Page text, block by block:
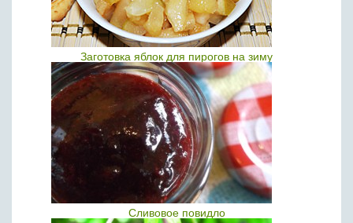
Заготовка яблок для пирогов на зиму
Сливовое повидло